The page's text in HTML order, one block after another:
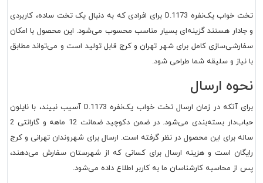
تخت خواب یک‌نفره D.1173 برای افرادی که به دنبال یک تخت ساده، کاربردی
و جادار هستند گزینه‌ای بسیار مناسب محسوب می‌شود. این محصول با امکان
سفارشی‌سازی کامل برای شهر تهران و کرج قابل تولید است و می‌تواند مطابق
با نیاز و سلیقه شما طراحی شود.
نحوه ارسال
برای آنکه در زمان ارسال تخت خواب یک‌نفره D.1173 آسیب نبیند، با نایلون
حباب‌دار بسته‌بندی می‌شود. در ضمن دکوچید ضمانت 12 ماهه و گارانتی 2
ساله برای این محصول در نظر گرفته است. ارسال برای شهروندان تهرانی و کرج
رایگان است و هزینه ارسال برای کسانی که از شهرستان سفارش می‌دهند،
پس از محاسبه کارشناسان ما به کاربر اطلاع داده می‌شود.